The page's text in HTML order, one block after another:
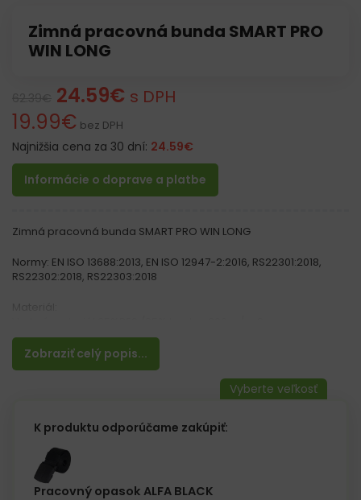
Zimná pracovná bunda SMART PRO
WIN LONG
24.59€ s DPH
19.99€ bez DPH
Najnižšia cena za 30 dní: 24.59€
Informácie o doprave a platbe
Zobraziť celý popis...
Zimná pracovná bunda SMART PRO WIN LONG
Normy: EN ISO 13688:2013, EN ISO 12947-2:2016, RS22301:2018,
RS22302:2018, RS22303:2018
Zateplenie 100% polyester 180 g / m2
Podšívka 100% polyester tafta 190T 70 g / m2
– Zapínanie na zips s lemom na suchý zips
– Rukávy stiahnuteľné na suchý zips
– Dvojité lakte
– Predĺžená bunda
K produktu odporúčame zakúpiť:
Pracovný opasok ALFA BLACK